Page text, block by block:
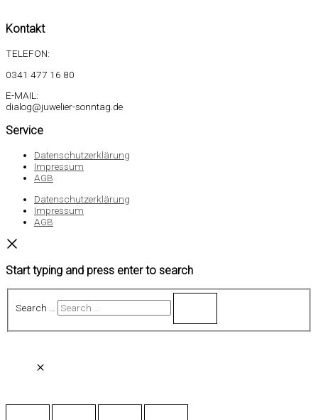
Kontakt
TELEFON:
0341 477 16 80
E-MAIL:
dialog@juwelier-sonntag.de
Service
Datenschutzerklärung
Impressum
AGB
Datenschutzerklärung
Impressum
AGB
Start typing and press enter to search
Search …